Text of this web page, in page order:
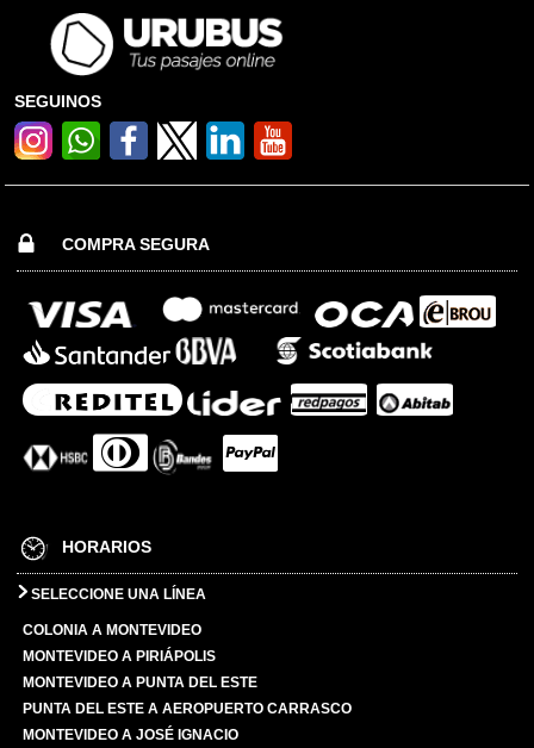
SEGUINOS
COMPRA SEGURA
HORARIOS
SELECCIONE UNA LÍNEA
COLONIA A MONTEVIDEO
MONTEVIDEO A PIRIÁPOLIS
MONTEVIDEO A PUNTA DEL ESTE
PUNTA DEL ESTE A AEROPUERTO CARRASCO
MONTEVIDEO A JOSÉ IGNACIO